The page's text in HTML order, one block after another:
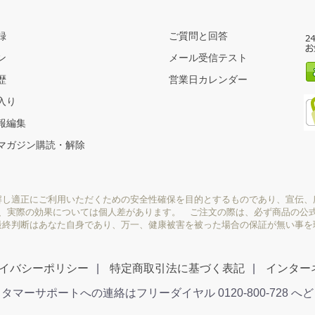
り
編集
ガジン購読・解除
ご質問と回答
メール受信テスト
営業日カレンダー
適正にご利用いただくための安全性確保を目的とするものであり、宣
実際の効果については個人差があります。 ご注文の際は、必ず商品の公
断はあなた自身であり、万一、健康被害を被った場合の保証が無い事
バシーポリシー 特定商取引法に基づく表記 インター
マーサポートへの連絡はフリーダイヤル 0120-800-728 へ